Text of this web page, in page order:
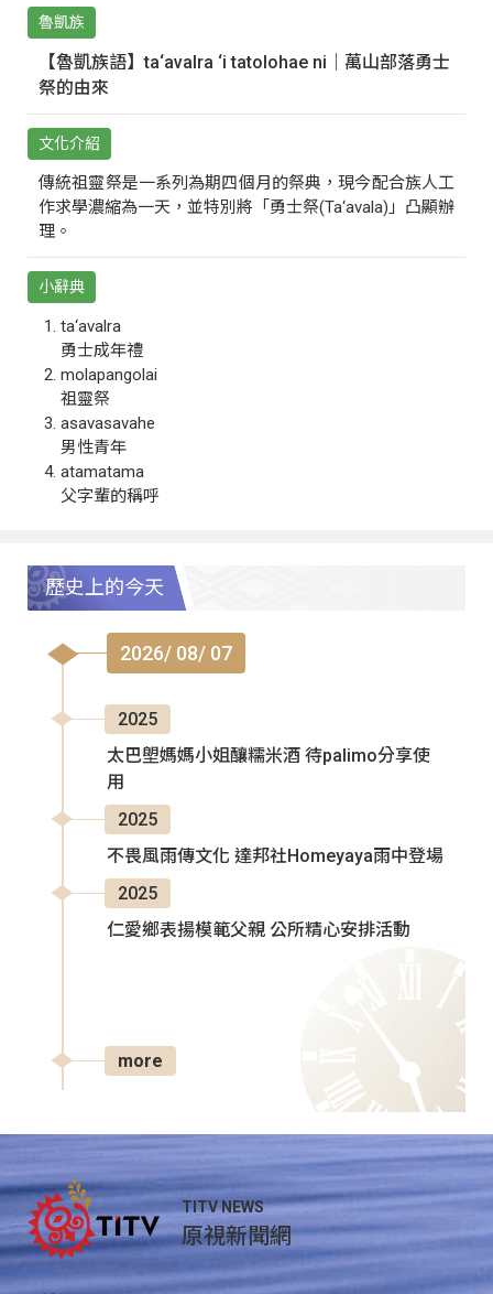
魯凱族
【魯凱族語】ta‘avalra ‘i tatolohae ni｜萬山部落勇士
祭的由來
文化介紹
傳統祖靈祭是一系列為期四個月的祭典，現今配合族人工
作求學濃縮為一天，並特別將「勇士祭(Ta‘avala)」凸顯辦
理。
小辭典
ta‘avalra
勇士成年禮
molapangolai
祖靈祭
asavasavahe
男性青年
atamatama
父字輩的稱呼
歷史上的今天
2026/ 08/ 07
2025
太巴塱媽媽小姐釀糯米酒 待palimo分享使
用
2025
不畏風雨傳文化 達邦社Homeyaya雨中登場
2025
仁愛鄉表揚模範父親 公所精心安排活動
more
TITV NEWS
原視新聞網